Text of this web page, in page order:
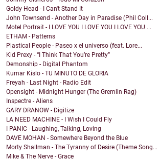
Goldy Head - I Can't Stand It
John Townsend - Another Day in Paradise (Phil Coll...
Motel Portrait - I LOVE YOU I LOVE YOU I LOVE YOU ...
ETHAM - Patterns
Plastical People - Paseo x el universo (feat. Lore...
Kid Prexy - “I Think That You’re Pretty”
Demonship - Digital Phantom
Kumar Kislo - TU MINUTO DE GLORIA
Freyah - Last Night - Radio Edit
Opensight - Midnight Hunger (The Gremlin Rag)
Inspectre - Aliens
GARY DRANOW - Digitize
LA NEED MACHINE - I Wish I Could Fly
I PANIC - Laughing, Talking, Loving
DAVE MOHAN - Somewhere Beyond the Blue
Morty Shallman - The Tyranny of Desire (Theme Song...
Mike & The Nerve - Grace